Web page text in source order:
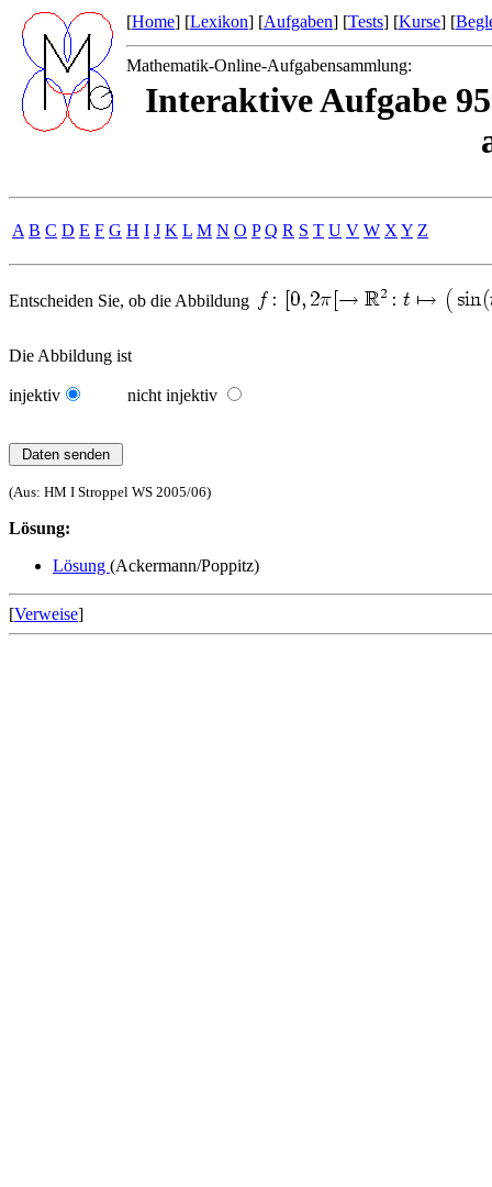
[Home] [Lexikon] [Aufgaben] [Tests] [Kurse] [
Mathematik-Online-Aufgabensammlung:
Interaktive Aufgabe
A B C D E F G H I J K L M N O P Q R S T U V W X Y Z
Entscheiden Sie, ob die Abbildung
Die Abbildung ist
injektiv nicht injektiv
(Aus: HM I Stroppel WS 2005/06)
Lösung:
Lösung (Ackermann/Poppitz)
[Verweise]